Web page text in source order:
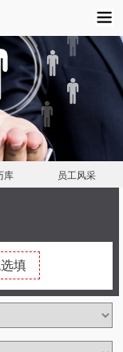
菜
单
库 员工风采
填